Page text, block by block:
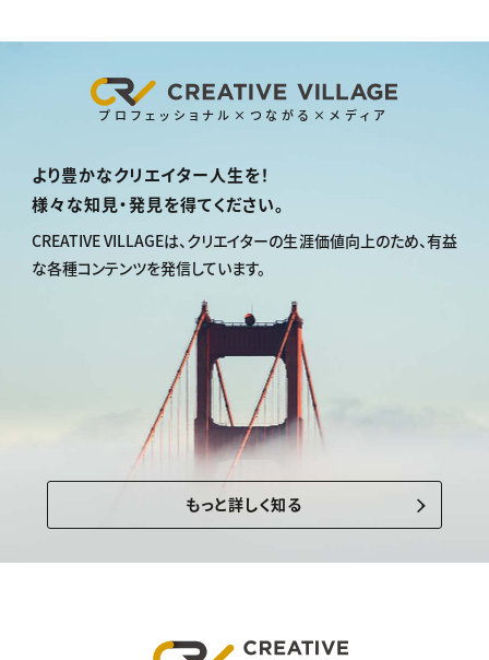
プロフェッショナル×つながる×メディア
より豊かなクリエイター人生を！
様々な知見・発見を得てください。
CREATIVE VILLAGEは、 クリエイターの生涯価値向上のため、有益
な各種コンテンツを発信しています。
もっと詳しく知る